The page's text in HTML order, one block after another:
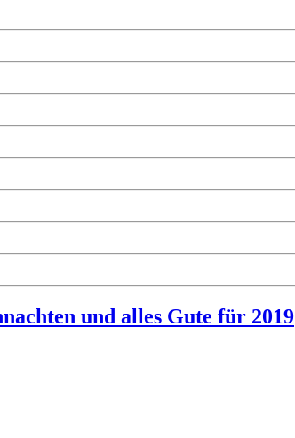
und alles Gute für 2019